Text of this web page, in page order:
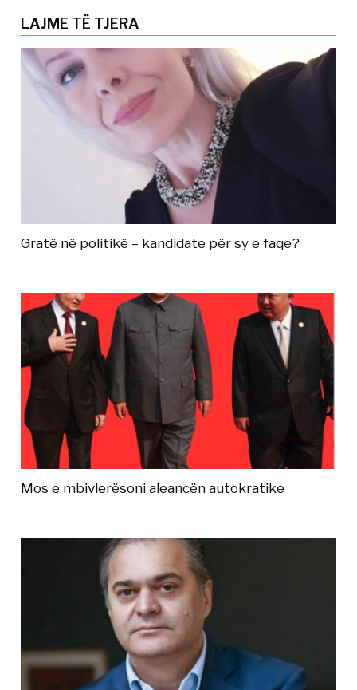
LAJME TË TJERA
Gratë në politikë – kandidate për sy e faqe?
Mos e mbivlerësoni aleancën autokratike